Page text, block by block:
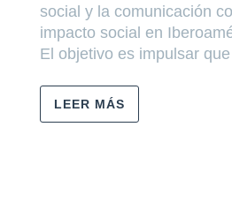
social y la comunicación
impacto social en
El objetivo es impulsar
LEER MÁS